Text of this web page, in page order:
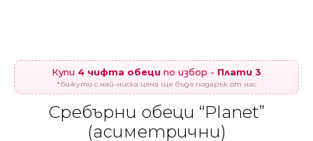
Купи 4 чифта обеци по избор - Плати 3
*бижуто с най-ниска цена ще бъде подарък от нас
Сребърни обеци “Planet”
(асиметрични)